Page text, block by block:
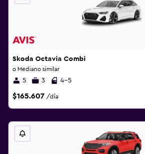
Skoda Octavia Combi
o Mediano similar
5 3 4-5
$165.607 /día